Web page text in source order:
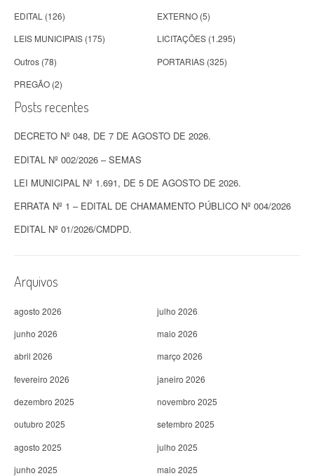
EDITAL (126) EXTERNO (5)
LEIS MUNICIPAIS (175) LICITAÇÕES (1.295)
Outros (78) PORTARIAS (325)
PREGÃO (2)
Posts recentes
DECRETO Nº 048, DE 7 DE AGOSTO DE 2026.
EDITAL Nº 002/2026 – SEMAS
LEI MUNICIPAL Nº 1.691, DE 5 DE AGOSTO DE 2026.
ERRATA Nº 1 – EDITAL DE CHAMAMENTO PÚBLICO Nº 004/2026
EDITAL Nº 01/2026/CMDPD.
Arquivos
agosto 2026
julho 2026
junho 2026
maio 2026
abril 2026
março 2026
fevereiro 2026
janeiro 2026
dezembro 2025
novembro 2025
outubro 2025
setembro 2025
agosto 2025
julho 2025
junho 2025
maio 2025